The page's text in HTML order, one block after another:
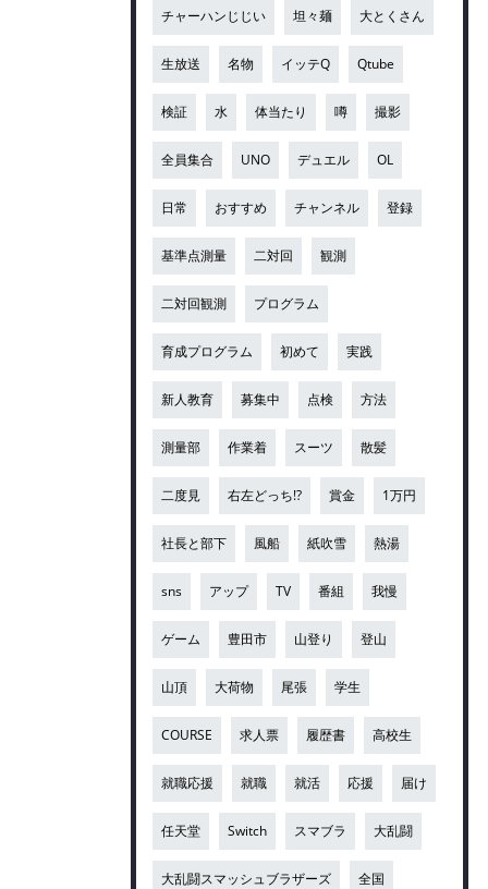
チャーハンじじい 坦々麺 大とくさん
生放送 名物 イッテQ Qtube
検証 水 体当たり 噂 撮影
全員集合 UNO デュエル OL
日常 おすすめ チャンネル 登録
基準点測量 二対回 観測
二対回観測 プログラム
育成プログラム 初めて 実践
新人教育 募集中 点検 方法
測量部 作業着 スーツ 散髪
二度見 右左どっち!? 賞金 1万円
社長と部下 風船 紙吹雪 熱湯
sns アップ TV 番組 我慢
ゲーム 豊田市 山登り 登山
山頂 大荷物 尾張 学生
COURSE 求人票 履歴書 高校生
就職応援 就職 就活 応援 届け
任天堂 Switch スマブラ 大乱闘
大乱闘スマッシュブラザーズ 全国